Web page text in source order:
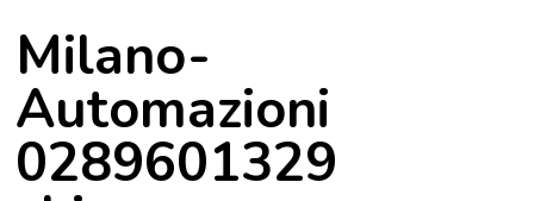
Milano-
Automazioni
0289601329